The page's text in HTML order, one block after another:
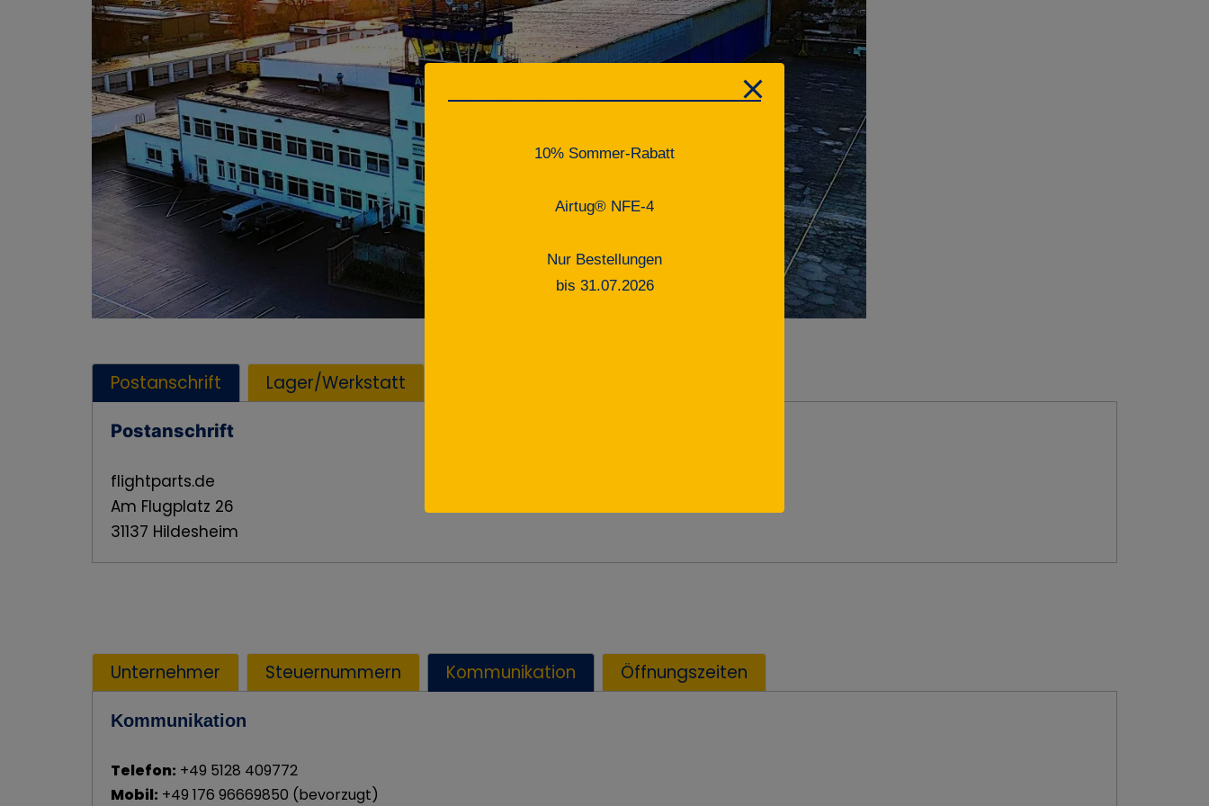
Postanschrift Lager/Werkstatt
Postanschrift
flightparts.de
Am Flugplatz 26
31137 Hildesheim
Unternehmer Steuernummern Kommunikation Öffnungszeiten
Kommunikation
Telefon: +49 5128 409772
Mobil: +49 176 96669850 (bevorzugt)
10% Sommer-Rabatt
Airtug® NFE-4
Nur Bestellungen
bis 31.07.2026